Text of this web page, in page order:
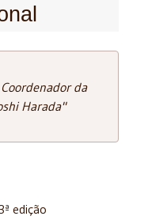
da
Harada"
edição